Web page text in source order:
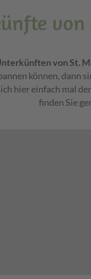
von St.
können, dann
hier einfach mal
finden Sie